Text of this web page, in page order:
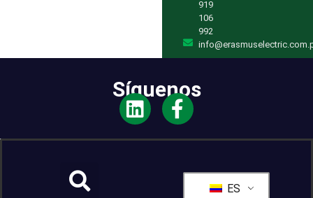
919
106
992
Síguenos
ES